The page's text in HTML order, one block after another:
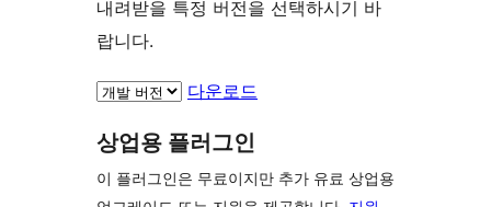
내려받을 특정 버전을 선택하시기 바
랍니다.
다운로드
상업용 플러그인
이 플러그인은 무료이지만 추가 유료 상업용